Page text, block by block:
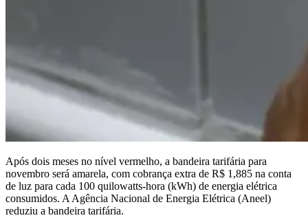
Após dois meses no nível vermelho, a bandeira tarifária para
novembro será amarela, com cobrança extra de R$ 1,885 na conta
de luz para cada 100 quilowatts-hora (kWh) de energia elétrica
consumidos. A Agência Nacional de Energia Elétrica (Aneel)
reduziu a bandeira tarifária.